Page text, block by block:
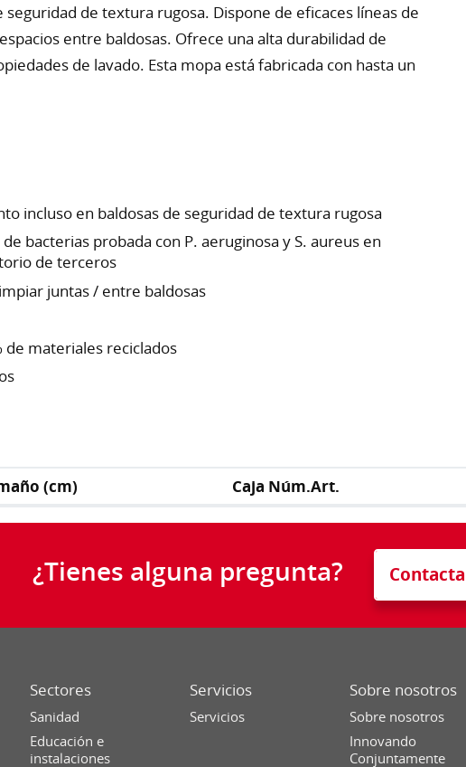
de textura rugosa. Dispone de eficaces líneas de
entre baldosas. Ofrece una alta durabilidad de
de lavado. Esta mopa está fabricada con hasta un
incluso en baldosas de seguridad de textura rugosa
bacterias probada con P. aeruginosa y S. aureus en
de terceros
juntas / entre baldosas
de materiales reciclados
(cm) Caja Núm.Art.
¿Tienes alguna pregunta?
Sectores
Sanidad
Educación e
instalaciones
Servicios
Servicios
Sobre nosotros
Sobre nosotros
Innovando
Conjuntamente